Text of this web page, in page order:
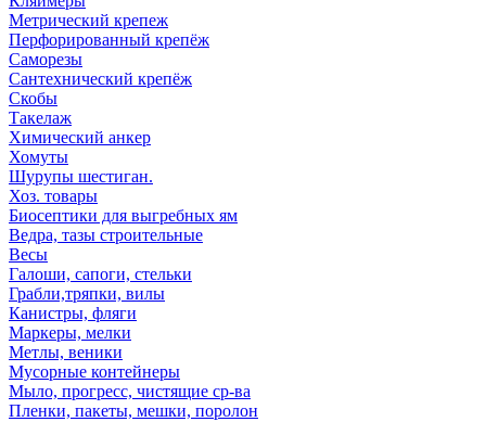
Метрический крепеж
Перфорированный крепёж
Саморезы
Сантехнический крепёж
Скобы
Такелаж
Химический анкер
Хомуты
Шурупы шестиган.
Хоз. товары
Биосептики для выгребных ям
Ведра, тазы строительные
Весы
Галоши, сапоги, стельки
Грабли,тряпки, вилы
Канистры, фляги
Маркеры, мелки
Метлы, веники
Мусорные контейнеры
Мыло, прогресс, чистящие ср-ва
Пленки, пакеты, мешки, поролон